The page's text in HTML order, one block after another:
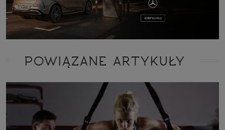
POWIĄZANE ARTYKUŁY